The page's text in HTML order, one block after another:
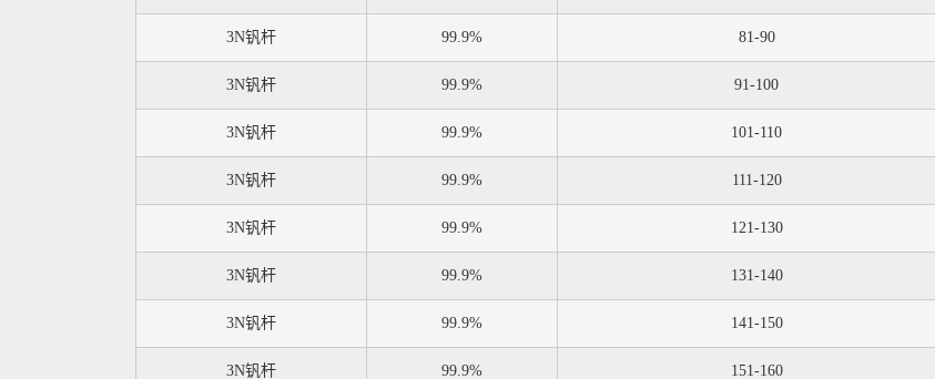
3N钒杆 99.9% 81-90
3N钒杆 99.9% 91-100
3N钒杆 99.9% 101-110
3N钒杆 99.9% 111-120
3N钒杆 99.9% 121-130
3N钒杆 99.9% 131-140
3N钒杆 99.9% 141-150
3N钒杆 99.9% 151-160